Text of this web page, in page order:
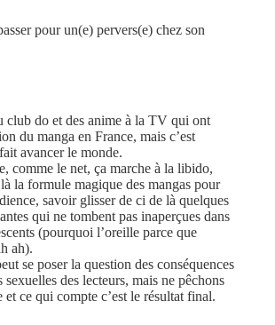
pour un(e) pervers(e) chez son
club do et des anime à la TV qui ont
du manga en France, mais c’est
avancer le monde.
comme le net, ça marche à la libido,
la formule magique des mangas pour
savoir glisser de ci de là quelques
qui ne tombent pas inaperçues dans
(pourquoi l’oreille parce que
ah).
se poser la question des conséquences
sexuelles des lecteurs, mais ne pêchons
et ce qui compte c’est le résultat final.